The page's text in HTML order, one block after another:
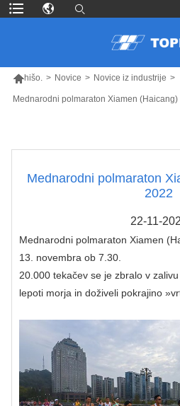
hišo. > Novice > Novice iz industrije >
Mednarodni polmaraton Xiamen (Haicang)
Mednarodni polmaraton
2022
22-11-
Mednarodni polmaraton Xiamen
13. novembra ob 7.30.
20.000 tekačev se je zbralo v
lepoti morja in doživeli pokrajino